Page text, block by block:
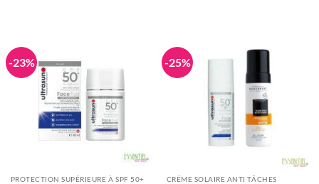
-23%
PROTECTION SUPÉRIEURE À SPF 50+
-25%
CRÉME SOLAIRE ANTI TÂCHES